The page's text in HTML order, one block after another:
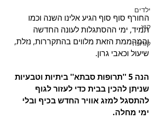
ילדים
קיץ
קורונה
החורף סוף סוף הגיע אלינו השנה וכמו
תמיד, ימי ההסתגלות לעונה החדשה
והמהממת הזאת מלווים בהתקררות, נזלת,
שיעול וכאבי גרון.
הנה 5 ''תרופות סבתא'' ביתיות וטבעיות
שניתן להכין בבית כדי לעזור לגוף
להתסגל למזג אוויר החדש בכיף ובלי
ימי מחלה.